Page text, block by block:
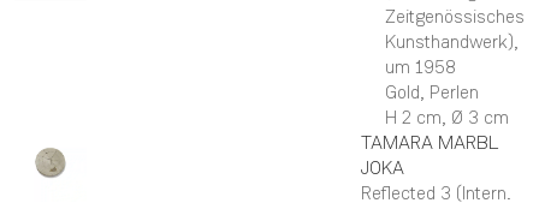
Zeitgenössisches
Kunsthandwerk),
um 1958
Gold, Perlen
H 2 cm, Ø 3 cm
TAMARA MARBL
JOKA
Reflected 3 (Intern.